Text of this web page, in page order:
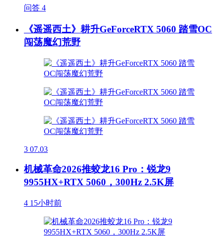
问答 4
《遥遥西土》耕升GeForceRTX 5060 踏雪OC
闯荡魔幻荒野
3 07.03
机械革命2026推蛟龙16 Pro：锐龙9
9955HX+RTX 5060，300Hz 2.5K屏
4 15小时前